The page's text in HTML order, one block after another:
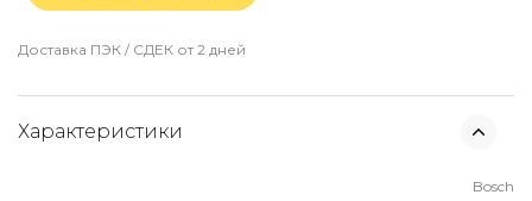
Доставка ПЭК / СДЕК от 2 дней
Характеристики
Bosch